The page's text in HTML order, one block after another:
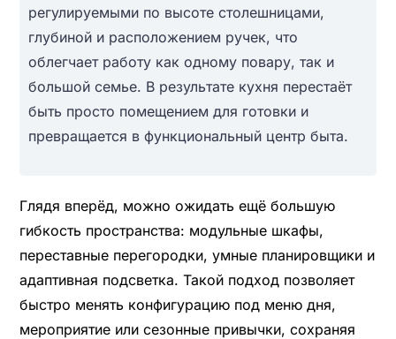
регулируемыми по высоте столешницами,
глубиной и расположением ручек, что
облегчает работу как одному повару, так и
большой семье. В результате кухня перестаёт
быть просто помещением для готовки и
превращается в функциональный центр быта.
Глядя вперёд, можно ожидать ещё большую
гибкость пространства: модульные шкафы,
переставные перегородки, умные планировщики и
адаптивная подсветка. Такой подход позволяет
быстро менять конфигурацию под меню дня,
мероприятие или сезонные привычки, сохраняя